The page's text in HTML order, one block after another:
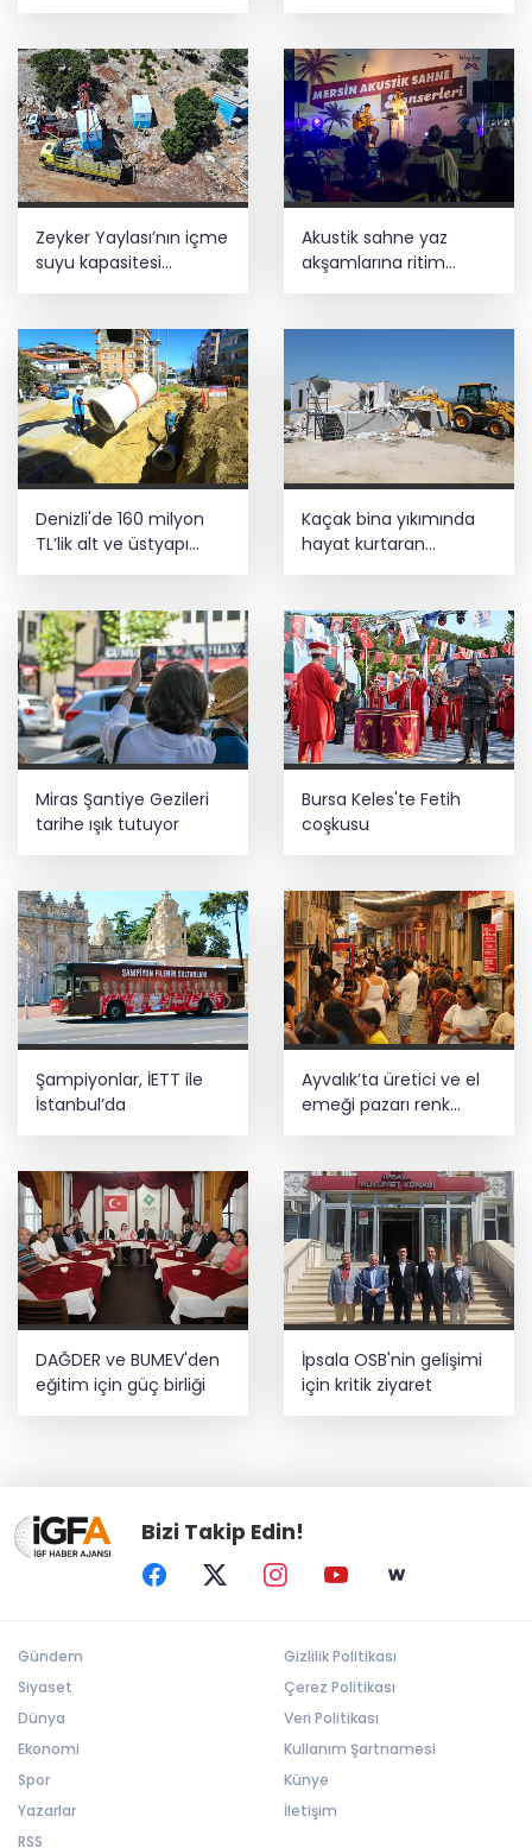
başlıyor
Zeyker Yaylası’nın içme
suyu kapasitesi
güçlendirildi
Akustik sahne yaz
akşamlarına ritim
katıyor
Denizli'de 160 milyon
TL’lik alt ve üstyapı
Kaçak bina yıkımında
hayat kurtaran
Miras Şantiye Gezileri
tarihe ışık tutuyor
Bursa Keles'te Fetih
coşkusu
Şampiyonlar, İETT ile
İstanbul’da
Ayvalık’ta üretici ve el
emeği pazarı renk
katıyor
DAĞDER ve BUMEV'den
eğitim için güç birliği
İpsala OSB'nin gelişimi
için kritik ziyaret
Bizi Takip Edin!
Gündem
Siyaset
Dünya
Ekonomi
Spor
Yazarlar
RSS
Gizlilik Politikası
Çerez Politikası
Veri Politikası
Kullanım Şartnamesi
Künye
İletişim